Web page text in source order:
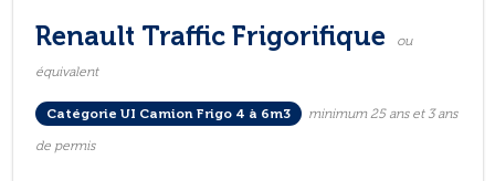
Renault Traffic Frigorifique
ou
équivalent
Catégorie UI Camion Frigo 4 à 6m3 minimum 25 ans et 3 ans
de permis